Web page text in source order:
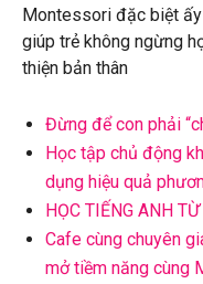
Montessori đặc biệt
giúp trẻ không ngừng
thiện bản thân
Đừng để con phải
Học tập chủ động
dụng hiệu quả
HỌC TIẾNG ANH
Cafe cùng chuyên
mở tiềm năng cùng